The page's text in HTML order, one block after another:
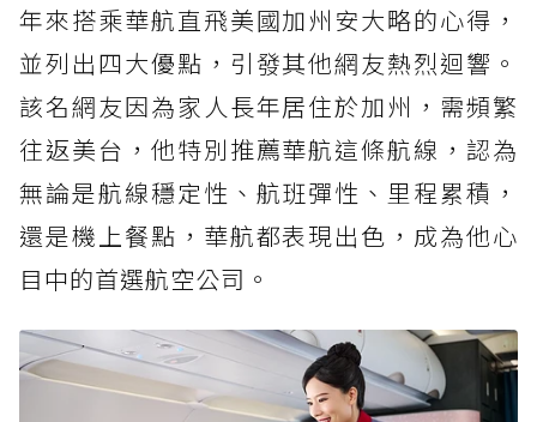
年來搭乘華航直飛美國加州安大略的心得，
並列出四大優點，引發其他網友熱烈迴響。
該名網友因為家人長年居住於加州，需頻繁
往返美台，他特別推薦華航這條航線，認為
無論是航線穩定性、航班彈性、里程累積，
還是機上餐點，華航都表現出色，成為他心
目中的首選航空公司。